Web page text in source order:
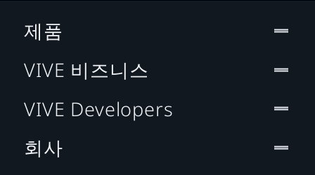
제품
VIVE 비즈니스
VIVE Developers
회사